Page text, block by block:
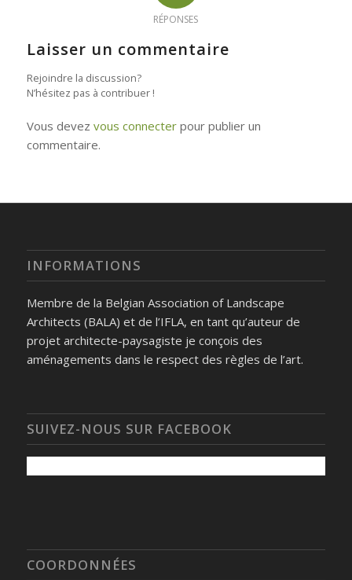
RÉPONSES
Laisser un commentaire
Rejoindre la discussion?
N’hésitez pas à contribuer !
Vous devez vous connecterpour publier un
commentaire.
INFORMATIONS
Membre de la Belgian Association of Landscape
Architects (BALA) et de l’IFLA, en tant qu’auteur de
projet architecte-paysagiste je conçois des
aménagements dans le respect des règles de l’art.
SUIVEZ-NOUS SUR FACEBOOK
COORDONNÉES